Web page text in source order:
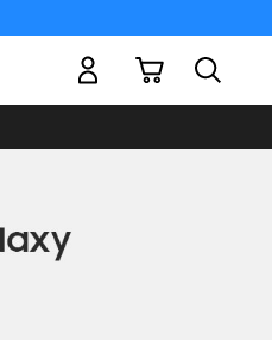
Mi carrito